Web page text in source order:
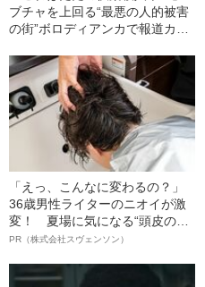
ブチャを上回る“最悪の人的被害
の街”ボロディアンカで報道カメ
別爆撃の惨状”
「えっ、こんなに変わるの？」
36歳男性ライターのニオイが激
変！ 夏場に気になる“頭皮のニ
オイ”や“ベタつき”を解消す
ト”が生み出した徹底ケアとは
PR（株式会社スヴェンソン）